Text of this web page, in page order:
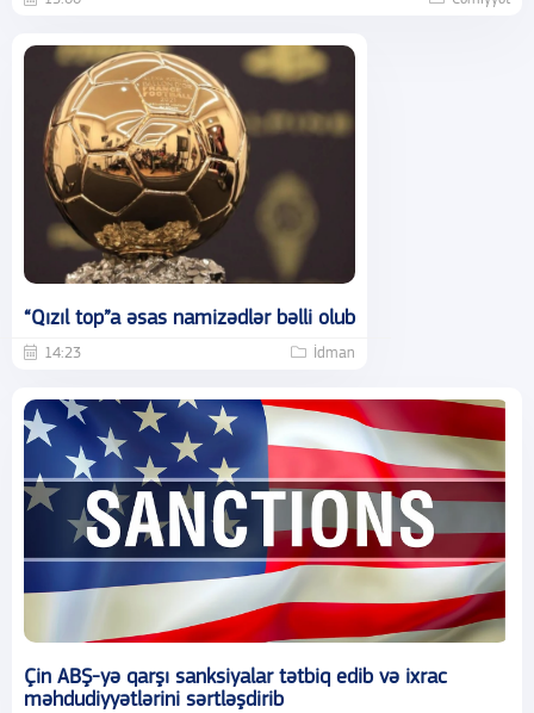
“Qızıl top”a əsas namizədlər bəlli olub
14:23 İdman
Çin ABŞ-yə qarşı sanksiyalar tətbiq edib və ixrac
məhdudiyyətlərini sərtləşdirib